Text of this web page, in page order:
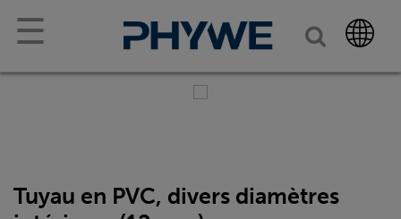
☰
Tuyau en PVC, divers diamètres